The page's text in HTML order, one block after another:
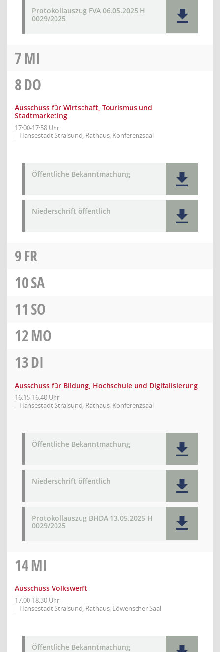
Protokollauszug FVA 06.05.2025 H
0029/2025
7MI
8DO
Ausschuss für Wirtschaft, Tourismus und
Stadtmarketing
17:00-17:58 Uhr
Hansestadt Stralsund, Rathaus, Konferenzsaal
Öffentliche Bekanntmachung
Niederschrift öffentlich
9FR
10SA
11 SO
12MO
13DI
Ausschuss für Bildung, Hochschule und Digitalisierung
16:15-16:40 Uhr
Hansestadt Stralsund, Rathaus, Konferenzsaal
Öffentliche Bekanntmachung
Niederschrift öffentlich
Protokollauszug BHDA 13.05.2025 H
0029/2025
14MI
Ausschuss Volkswerft
17:00-18:30 Uhr
Hansestadt Stralsund, Rathaus, Löwenscher Saal
Öffentliche Bekanntmachung